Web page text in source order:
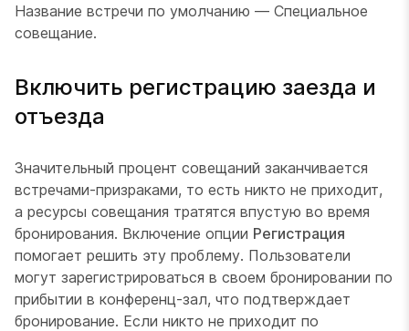
Название встречи по умолчанию — Специальное
совещание.
Включить регистрацию заезда и
отъезда
Значительный процент совещаний заканчивается
встречами-призраками, то есть никто не приходит,
а ресурсы совещания тратятся впустую во время
бронирования. Включение опции Регистрация
помогает решить эту проблему. Пользователи
могут зарегистрироваться в своем бронировании по
прибытии в конференц-зал, что подтверждает
бронирование. Если никто не приходит по